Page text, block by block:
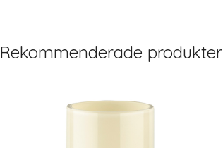
Rekommenderade produkter